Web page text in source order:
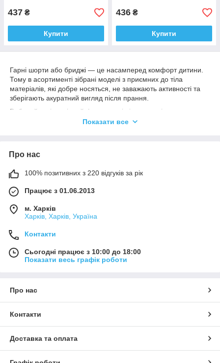
437 ₴
Купити
436 ₴
Купити
Гарні шорти або бриджі — це насамперед комфорт дитини.
Тому в асортименті зібрані моделі з приємних до тіла
матеріалів, які добре носяться, не заважають активності та
зберігають акуратний вигляд після прання.
Вибирайте відповідний фасон, колір і стиль — і легко
оновлюйте гардероб хлопчика зручними та практичними
Показати все
Про нас
100% позитивних з 220 відгуків за рік
Працює з 01.06.2013
м. Харків
Харків, Харків, Україна
Контакти
Сьогодні працює з 10:00 до 18:00
Показати весь графік роботи
Про нас
Контакти
Доставка та оплата